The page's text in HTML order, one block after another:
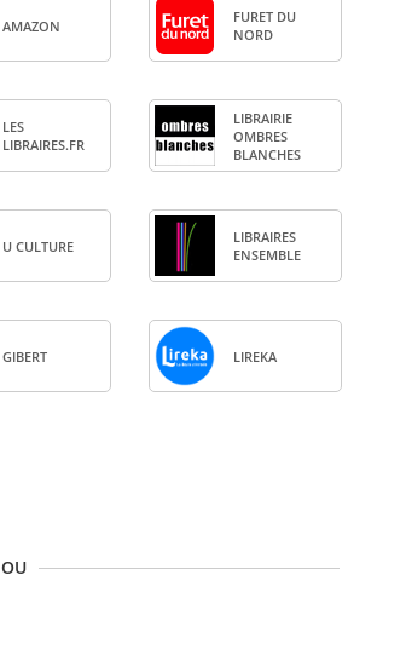
AMA­ZON
FURET DU
NORD
LES
LIBRAIRES.FR
LIBRAI­RIE
OMBRES
BLANCHES
U CULTURE
LIBRAIRES
ENSEMBLE
GIBERT LIREKA
OU